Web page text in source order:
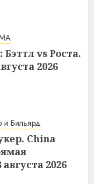
vs Роста.
2026
и Бильярд
China
2026